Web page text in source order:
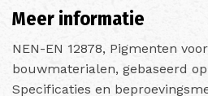
Meer informatie
NEN-EN 12878, Pigmenten
bouwmaterialen, gebaseerd
Specificaties en